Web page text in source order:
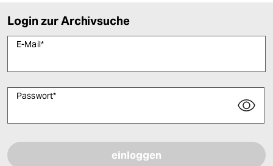
Login zur Archivsuche
E-Mail*
Passwort*